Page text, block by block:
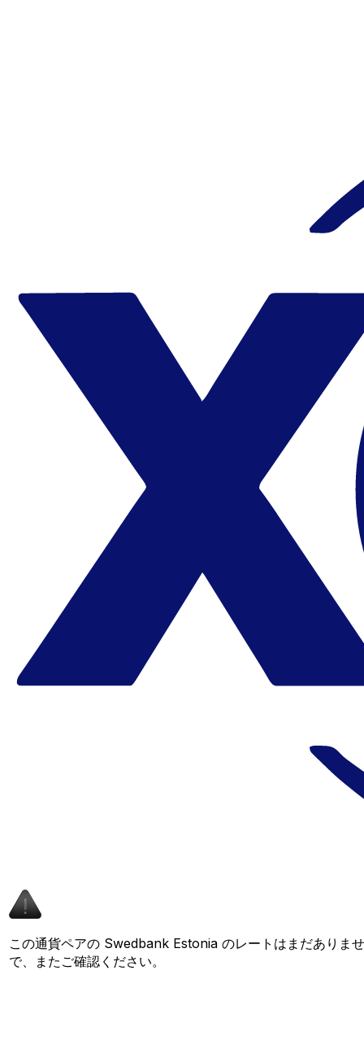
この通貨ペアの Swedbank Estonia のレートはまだありま
で、またご確認ください。